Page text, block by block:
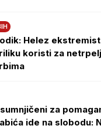
Helez
koristi za
za
ide na slobodu: